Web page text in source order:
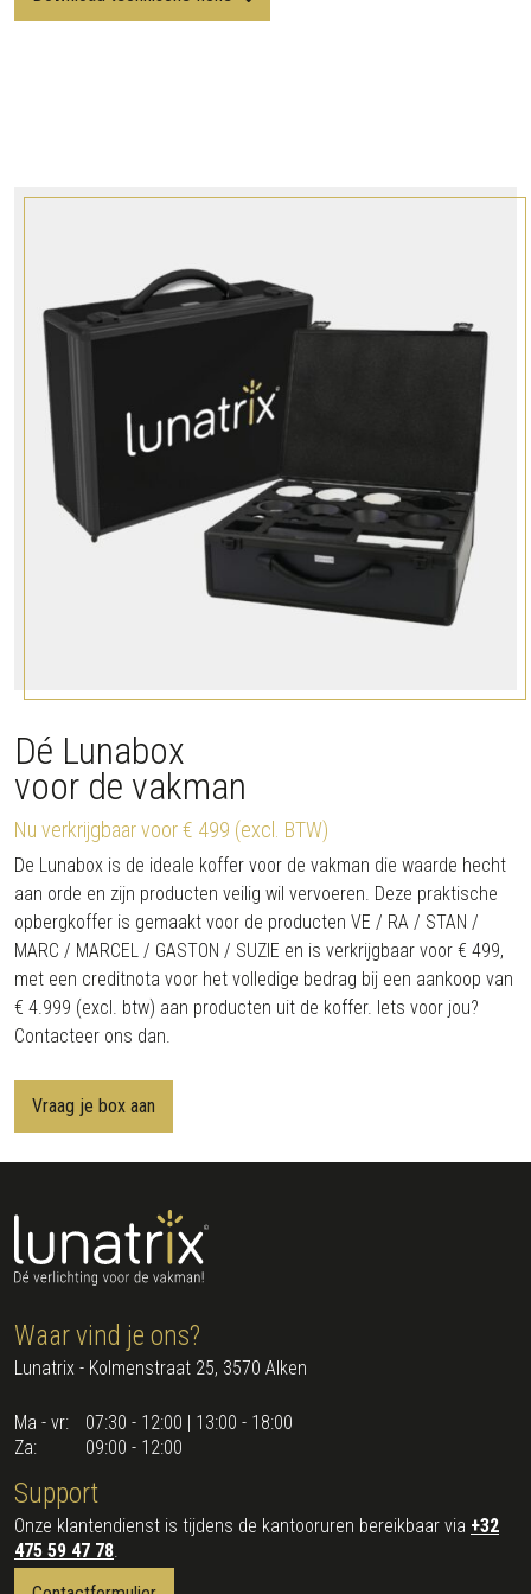
Dé Lunabox
voor de vakman
Nu verkrijgbaar voor € 499 (excl. BTW)
De Lunabox is de ideale koffer voor de vakman die waarde hecht
aan orde en zijn producten veilig wil vervoeren. Deze praktische
opbergkoffer is gemaakt voor de producten VE / RA / STAN /
MARC / MARCEL / GASTON / SUZIE en is verkrijgbaar voor € 499,
met een creditnota voor het volledige bedrag bij een aankoop van
€ 4.999 (excl. btw) aan producten uit de koffer. Iets voor jou?
Contacteer ons dan.
Vraag je box aan
Waar vind je ons?
Lunatrix - Kolmenstraat 25, 3570 Alken
Ma - vr:
07:30 - 12:00 | 13:00 - 18:00
Za:
09:00 - 12:00
Support
Onze klantendienst is tijdens de kantooruren bereikbaar via +32
475 59 47 78.